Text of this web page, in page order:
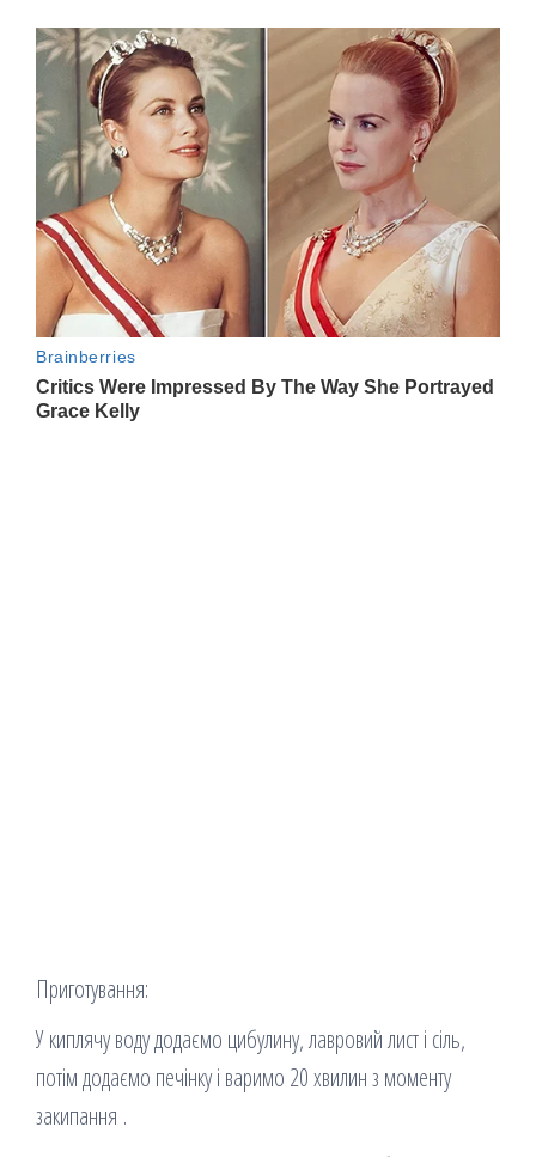
Приготування:
У киплячу воду додаємо цибулину, лавровий лист і сіль,
потім додаємо печінку і варимо 20 хвилин з моменту
закипання .